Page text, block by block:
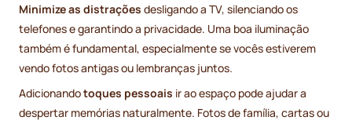
Minimize as distrações desligando a TV, silenciando os
telefones e garantindo a privacidade. Uma boa iluminação
também é fundamental, especialmente se vocês estiverem
vendo fotos antigas ou lembranças juntos.
Adicionandotoques pessoais ir ao espaço pode ajudar a
despertar memórias naturalmente. Fotos de família, cartas ou